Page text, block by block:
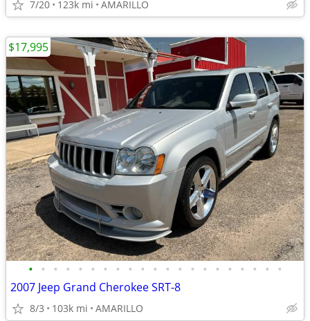
7/20 123k mi AMARILLO
• • • • • • • • • • • • • • • • • • • • •
2007 Jeep Grand Cherokee SRT-8
8/3 103k mi AMARILLO
$17,995